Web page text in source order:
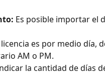
Es posible importar el
licencia es por medio día,
AM o PM.
la cantidad de días